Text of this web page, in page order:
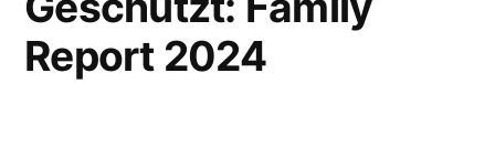
Report 2024